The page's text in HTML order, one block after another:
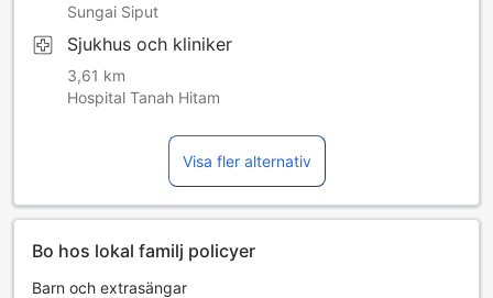
Sungai Siput
Sjukhus och kliniker
3,61 km
Hospital Tanah Hitam
Visa fler alternativ
Bo hos lokal familj policyer
Barn och extrasängar